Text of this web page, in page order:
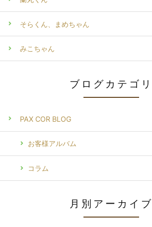
そらくん、まめちゃん
みこちゃん
ブログカテゴリ
PAX COR BLOG
お客様アルバム
コラム
月別アーカイブ